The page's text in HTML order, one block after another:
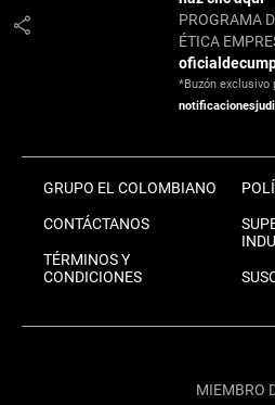
share
PROGRAMA
ÉTICA
*Buzón
GRUPO EL COLOMBIANO
CONTÁCTANOS
TÉRMINOS Y
CONDICIONES
MIEMBRO